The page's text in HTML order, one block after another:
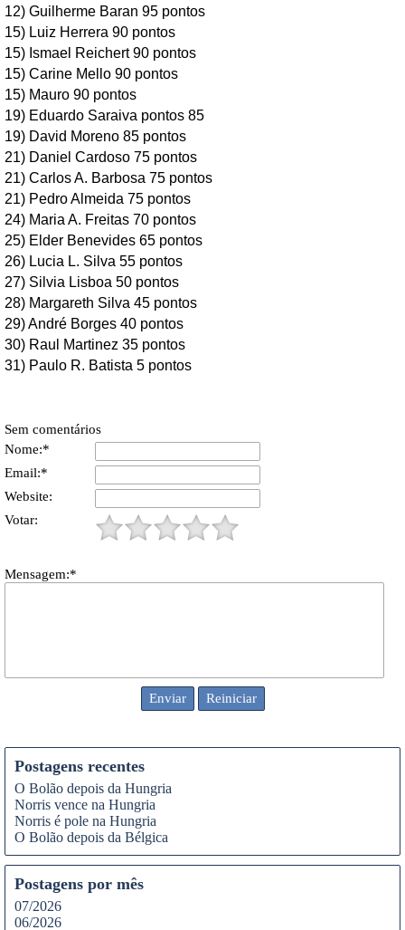
12) Guilherme Baran 95 pontos
15) Luiz Herrera 90 pontos
15) Ismael Reichert 90 pontos
15) Carine Mello 90 pontos
15) Mauro 90 pontos
19) Eduardo Saraiva pontos 85
19) David Moreno 85 pontos
21) Daniel Cardoso 75 pontos
21) Carlos A. Barbosa 75 pontos
21) Pedro Almeida 75 pontos
24) Maria A. Freitas 70 pontos
25) Elder Benevides 65 pontos
26) Lucia L. Silva 55 pontos
27) Silvia Lisboa 50 pontos
28) Margareth Silva 45 pontos
29) André Borges 40 pontos
30) Raul Martinez 35 pontos
31) Paulo R. Batista 5 pontos
Sem comentários
Nome:*
Email:*
Website:
Votar:
Mensagem:*
Postagens recentes
O Bolão depois da Hungria
Norris vence na Hungria
Norris é pole na Hungria
O Bolão depois da Bélgica
Postagens por mês
07/2026
06/2026